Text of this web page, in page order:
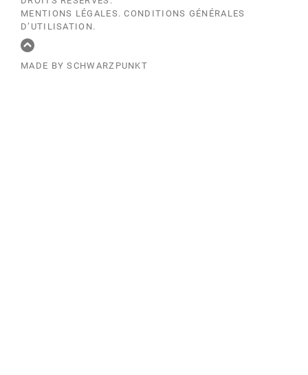
MENTIONS LÉGALES.CONDITIONS GÉNÉRALES
D’UTILISATION .
MADE BY SCHWARZPUNKT